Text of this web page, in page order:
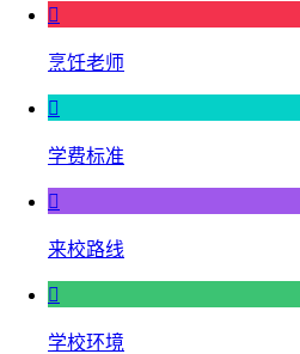

烹饪老师

学费标准

来校路线

学校环境